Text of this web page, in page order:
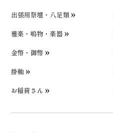
出張用祭壇・八足類
雅楽・鳴物・楽器
金幣・御幣
掛軸
お稲荷さん